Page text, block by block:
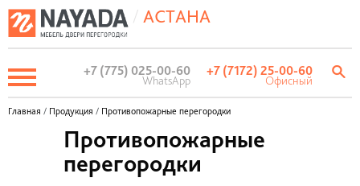
/ АСТАНА
+7 (775) 025-00-60
WhatsApp
+7 (7172) 25-00-60
Офисный
Главная / Продукция / Противопожарные перегородки
Противопожарные
перегородки